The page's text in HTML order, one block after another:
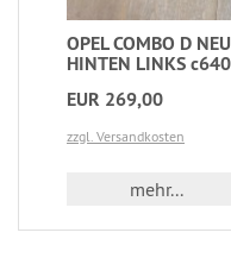
OPEL COMBO D
HINTEN LINKS
EUR 269,00
zzgl. Versandkosten
mehr...